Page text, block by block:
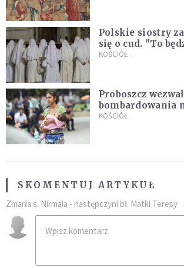
Polskie siostry
się o cud. "To
Pana Boga dla
KOŚCIÓŁ
Proboszcz
bombardowania
"Masowy ogień
KOŚCIÓŁ
SKOMENTUJ ARTYKUŁ
Zmarła s. Nirmala - następczyni bł. Matki Teresy